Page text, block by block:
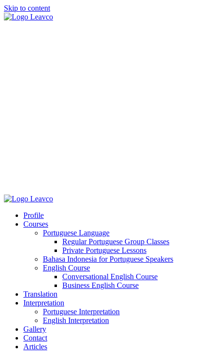
Skip to content
Profile
Courses
Portuguese Language
Regular Portuguese Group Classes
Private Portuguese Lessons
Bahasa Indonesia for Portuguese Speakers
English Course
Conversational English Course
Business English Course
Translation
Interpretation
Portuguese Interpretation
English Interpretation
Gallery
Contact
Articles